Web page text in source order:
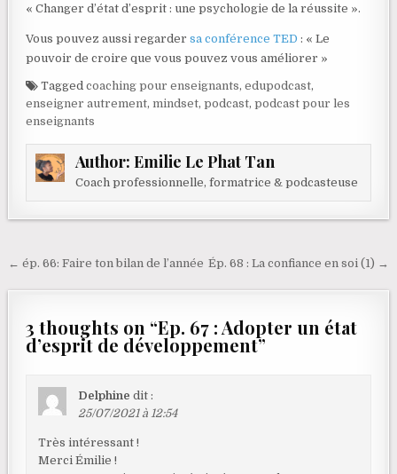
« Changer d’état d’esprit : une psychologie de la réussite ».
Vous pouvez aussi regardersa conférence TED: « Le
pouvoir de croire que vous pouvez vous améliorer »
Taggedcoaching pour enseignants,edupodcast,
enseigner autrement, mindset,podcast,podcast pour les
enseignants
Author: Emilie Le Phat Tan
Coach professionnelle, formatrice & podcasteuse
Navigation de l’article
← ép. 66: Faire ton bilan de l’année Ép. 68 : La confiance en soi (1) →
3 thoughts on “Ep. 67 : Adopter un état
d’esprit de développement”
Delphine dit :
25/07/2021 à 12:54
Très intéressant !
Merci Émilie !